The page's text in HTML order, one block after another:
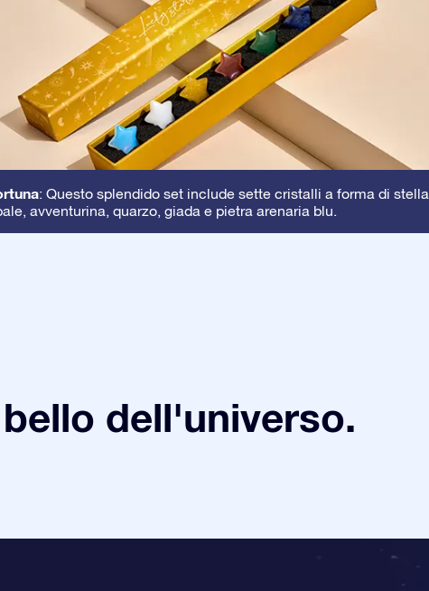
: Questo splendido set include sette cristalli a forma di stella
avventurina, quarzo, giada e pietra arenaria blu.
dell'universo.